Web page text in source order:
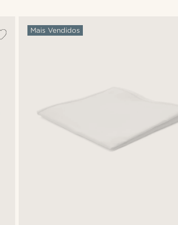
Mais Vendidos